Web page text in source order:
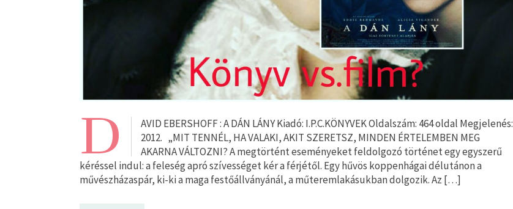
D
AVID EBERSHOFF : A DÁN LÁNY Kiadó: I.P.C.KÖNYVEK Oldalszám: 464 oldal Megjelenés:
2012. „MIT TENNÉL, HA VALAKI, AKIT SZERETSZ, MINDEN ÉRTELEMBEN MEG
AKARNA VÁLTOZNI? A megtörtént eseményeket feldolgozó történet egy egyszerű
kéréssel indul: a feleség apró szívességet kér a férjétől. Egy hűvös koppenhágai délutánon a
művészházaspár, ki-ki a maga festőállványánál, a műteremlakásukban dolgozik. Az […]